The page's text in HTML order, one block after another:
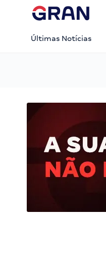
Últimas Notícias